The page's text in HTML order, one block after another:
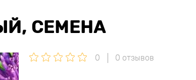
СЕМЕНА
0 0 отзывов